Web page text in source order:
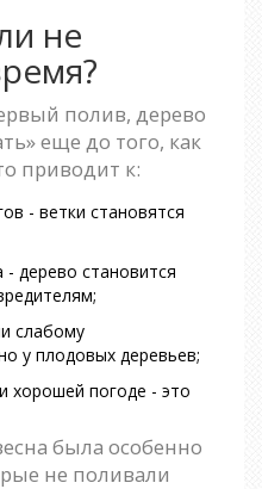
не
полив, дерево
еще до того, как
приводит к:
- ветки становятся
дерево становится
слабому
у плодовых деревьев;
хорошей погоде - это
была особенно
не поливали